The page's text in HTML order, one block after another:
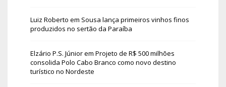
Luiz Roberto em Sousa lança primeiros vinhos finos
produzidos no sertão da Paraíba
Elzário P.S. Júniorem Projeto de R$ 500 milhões
consolida Polo Cabo Branco como novo destino
turístico no Nordeste